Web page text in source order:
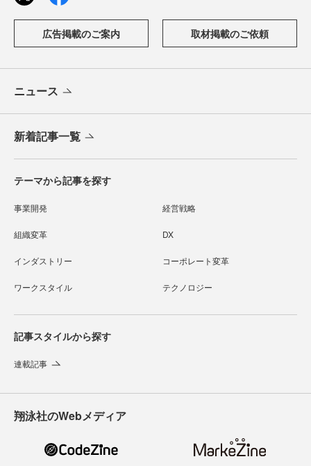
広告掲載のご案内 取材掲載のご依頼
ニュース
新着記事一覧
テーマから記事を探す
事業開発 経営戦略
組織変革 DX
インダストリー コーポレート変革
ワークスタイル テクノロジー
記事スタイルから探す
連載記事
翔泳社のWebメディア